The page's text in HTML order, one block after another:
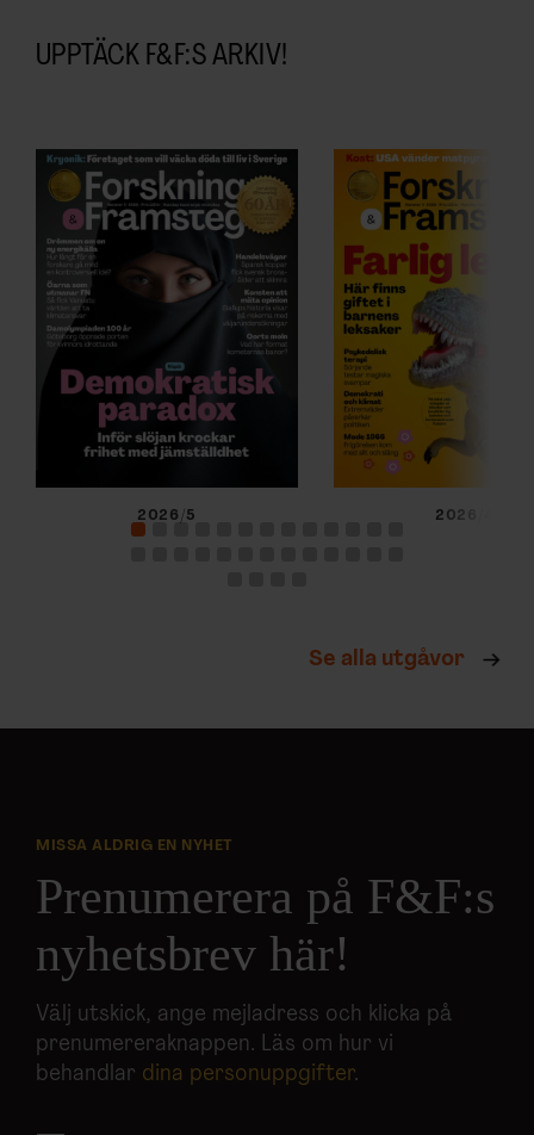
UPPTÄCK F&F:S ARKIV!
2026/5 2026/4
Se alla utgåvor
MISSA ALDRIG EN NYHET
Prenumerera på F&F:s
nyhetsbrev här!
Välj utskick, ange mejladress och klicka på
prenumereraknappen. Läs om hur vi
behandlar dina personuppgifter.